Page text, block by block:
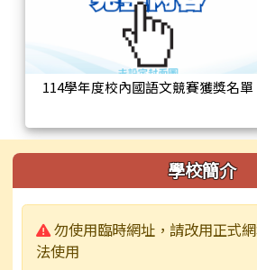
114學年度校內國語文競賽獲獎名單
左邊區域內容 學校簡介
警告:
勿使用臨時網址，請改用正式
法使用